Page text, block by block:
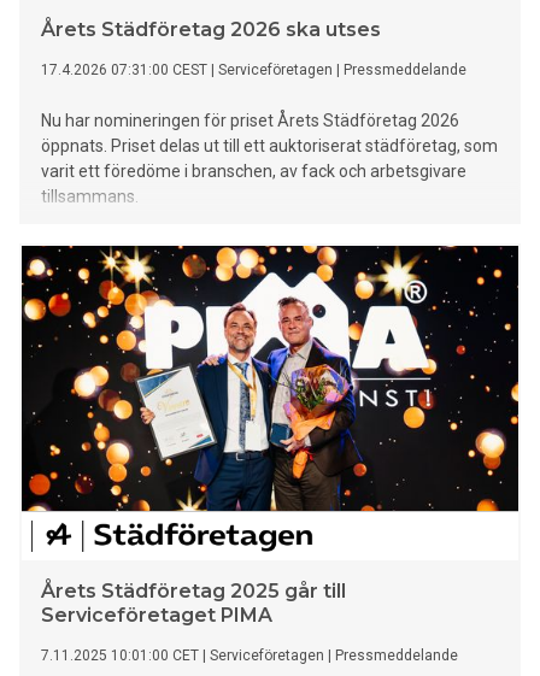
Årets Städföretag 2026 ska utses
17.4.2026 07:31:00 CEST Serviceföretagen Pressmeddelande
Nu har nomineringen för priset Årets Städföretag 2026
öppnats. Priset delas ut till ett auktoriserat städföretag, som
varit ett föredöme i branschen, av fack och arbetsgivare
tillsammans.
Årets Städföretag 2025 går till
Serviceföretaget PIMA
7.11.2025 10:01:00 CET Serviceföretagen Pressmeddelande